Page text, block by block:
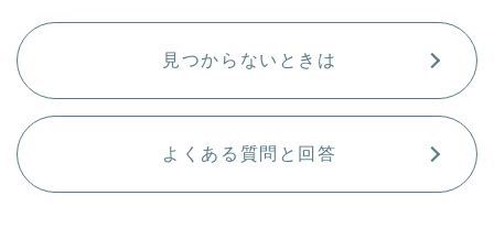
見つからないときは
よくある質問と回答